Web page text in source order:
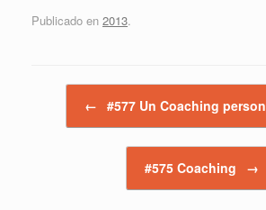
Publicado en 2013.
← #577 Un Coaching
#575 Coaching →